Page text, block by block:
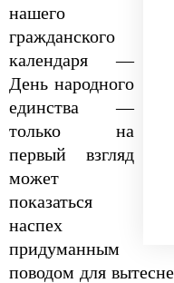
нашего
гражданского
календаря —
День народного
единства —
только на
первый взгляд
может
показаться
наспех
придуманным
поводом для